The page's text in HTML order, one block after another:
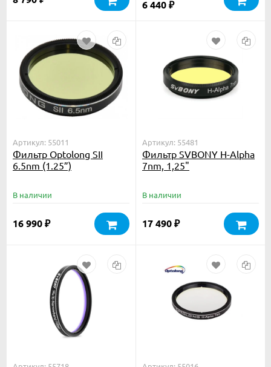
6 440 ₽
Артикул: 55011
Фильтр Optolong SII
6.5nm (1.25”)
В наличии
16 990 ₽
Артикул: 55481
Фильтр SVBONY H-Alpha
7nm, 1,25"
В наличии
17 490 ₽